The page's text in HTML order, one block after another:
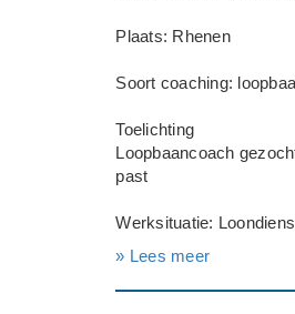
Plaats: Rhenen
Soort coaching:
Toelichting
Loopbaancoach
past
Werksituatie:
Geslacht: Vrouw
» Lees meer